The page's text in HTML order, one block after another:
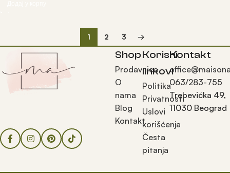
1 2 3 →
Shop
Prodavnica
O
nama
Blog
Kontakt
Korisni
linkovi
Politika
Privatnosti
Uslovi
korišćenja
Česta
pitanja
Kontakt
063/283-755
Trebevićka 49,
11030 Beograd